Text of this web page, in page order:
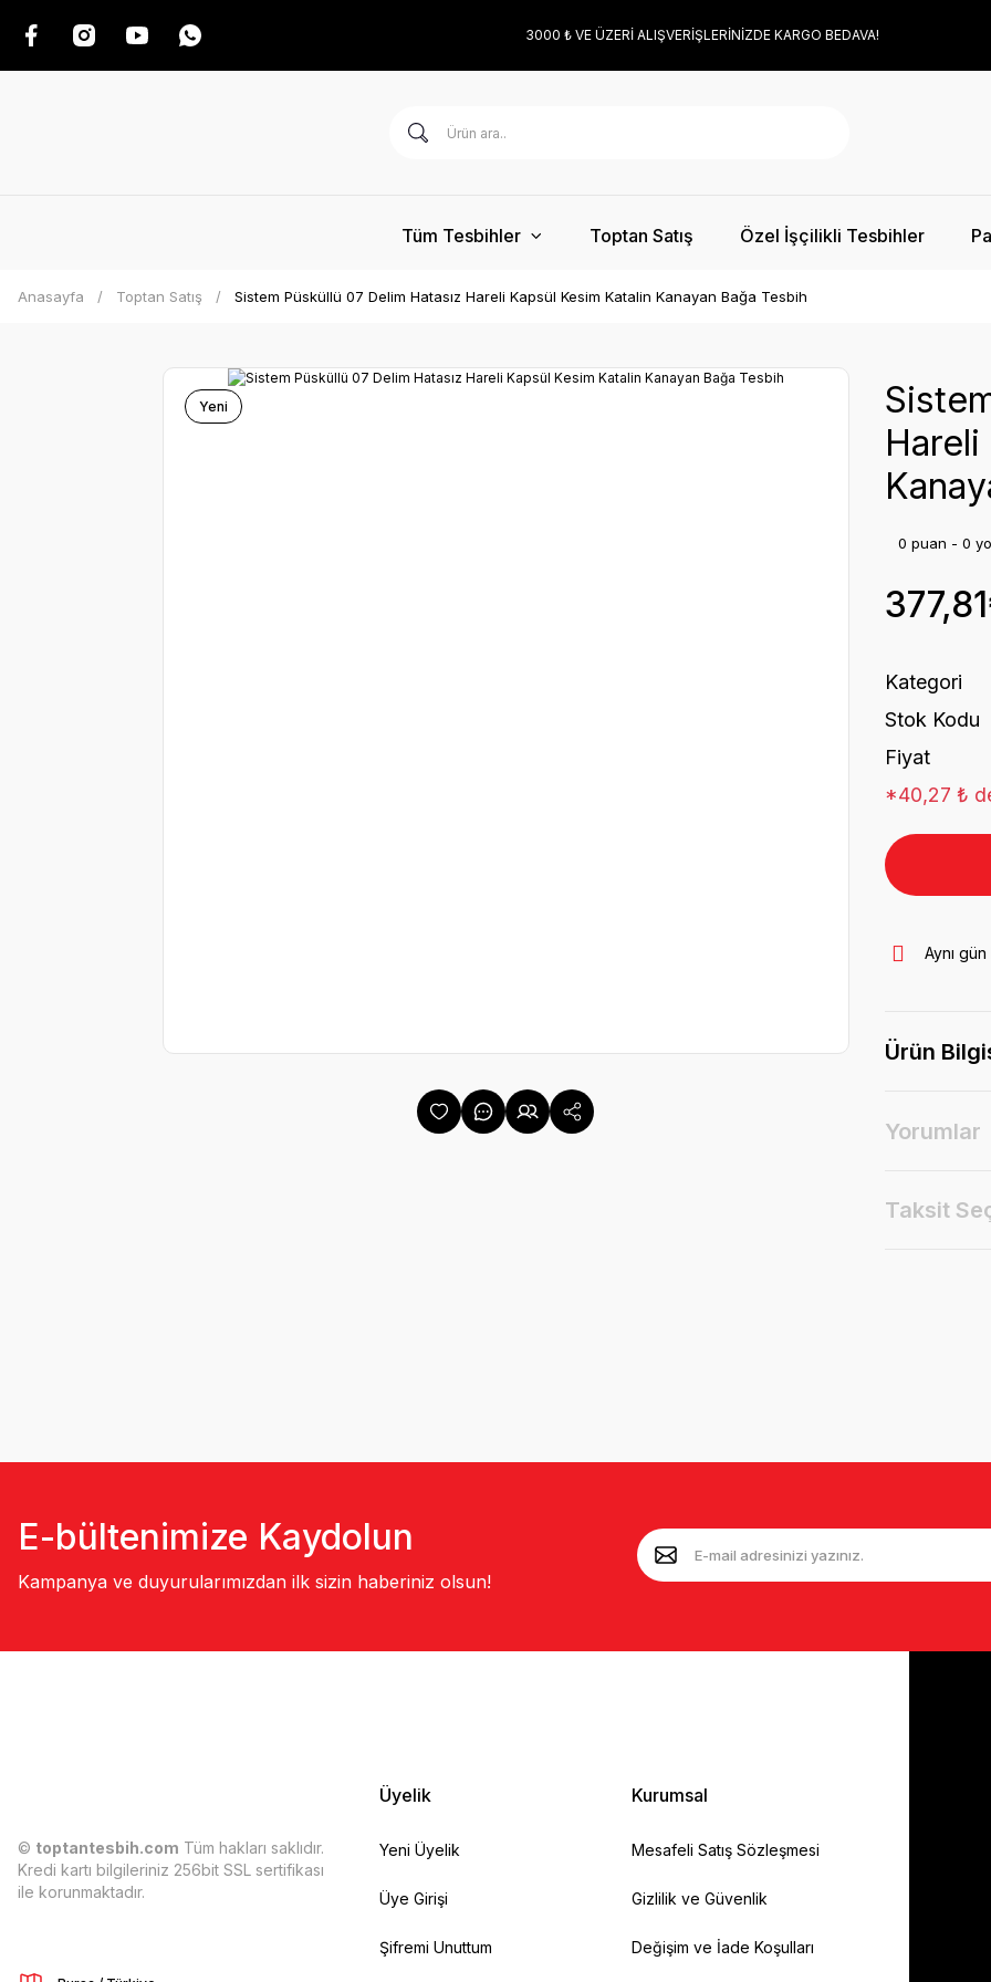
3000 ₺ VE ÜZERİ ALIŞVERİŞLERİNİZDE KARGO BEDAVA!
Tüm Tesbihler Toptan Satış Özel İşçilikli Tesbihler
Anasayfa Toptan Satış Sistem Püsküllü 07 Delim Hatasız Hareli Kapsül Kesim Katalin Kanayan Bağa Tesbih
Yeni
0 puan - 0
Kategori
Stok Kodu
Fiyat
*40,27 ₺
Aynı
Ürün
Yorumlar
Taksit
E-bültenimize Kaydolun
Kampanya ve duyurularımızdan ilk sizin haberiniz olsun!
© toptantesbih.com Tüm hakları saklıdır.
Kredi kartı bilgileriniz 256bit SSL sertifikası
ile korunmaktadır.
Üyelik
Yeni Üyelik
Üye Girişi
Şifremi Unuttum
Kurumsal
Mesafeli Satış Sözleşmesi
Gizlilik ve Güvenlik
Değişim ve İade Koşulları